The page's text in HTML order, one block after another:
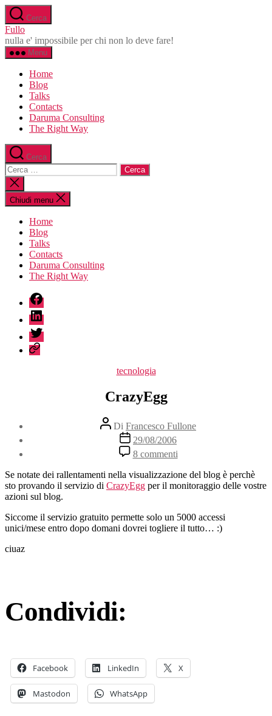
Salta
al
contenuto
Cerca
Fullo
nulla e' impossibile per chi non lo deve fare!
Menu
Home
Blog
Talks
Contacts
Daruma Consulting
The Right Way
Cerca
Cerca:
Chiudi
la
ricerca
Chiudi menu
Home
Blog
Talks
Contacts
Daruma Consulting
The Right Way
fb
linkedin
twitter
sessionize
Categorie
tecnologia
CrazyEgg
Autore
articolo
Di Francesco Fullone
Data
dell'articolo
29/08/2006
8 commentisu
CrazyEgg
Se notate dei rallentamenti nella visualizzazione del blog è perchè
sto provando il servizio di CrazyEgg per il monitoraggio delle vostre
azioni sul blog.
Siccome il servizio gratuito permette solo un 5000 accessi
unici/mese entro dopo domani dovrei togliere il tutto… :)
ciuaz
Condividi:
Facebook LinkedIn X
Mastodon WhatsApp